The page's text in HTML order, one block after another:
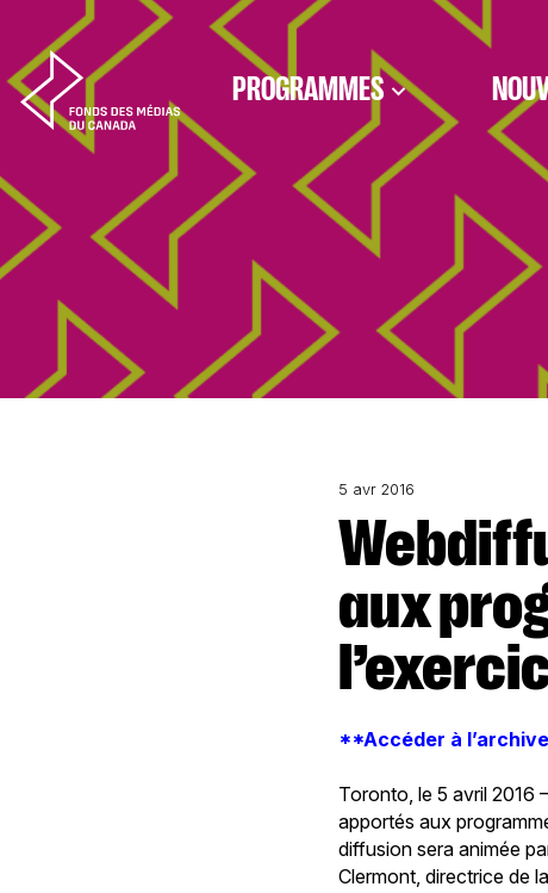
Aller au contenu
PROGRAMMES
5 avr 2016
Webdiffusion sur les changements
aux
**Accéder à
Toronto, le 5 avril 2016
apportés aux
diffusion sera animée
Clermont, directrice de